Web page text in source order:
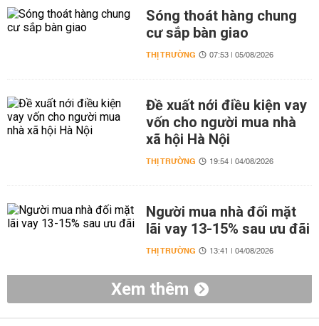
Sóng thoát hàng chung
cư sắp bàn giao
THỊ TRƯỜNG 07:53 | 05/08/2026
Đề xuất nới điều kiện vay
vốn cho người mua nhà
xã hội Hà Nội
THỊ TRƯỜNG 19:54 | 04/08/2026
Người mua nhà đối mặt
lãi vay 13-15% sau ưu đãi
THỊ TRƯỜNG 13:41 | 04/08/2026
Xem thêm